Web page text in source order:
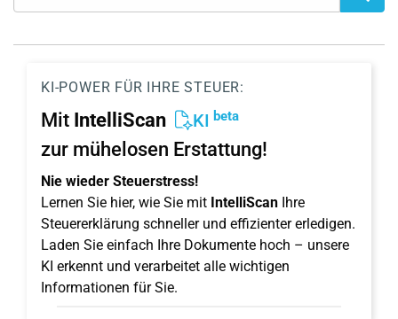
KI-POWER FÜR IHRE STEUER:
Mit IntelliScan KI beta
zur mühelosen Erstattung!
Nie wieder Steuerstress!
Lernen Sie hier, wie Sie mit IntelliScan Ihre
Steuererklärung schneller und effizienter erledigen.
Laden Sie einfach Ihre Dokumente hoch – unsere
KI erkennt und verarbeitet alle wichtigen
Informationen für Sie.